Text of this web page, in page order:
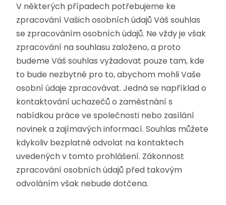
V některých případech potřebujeme ke
zpracování Vašich osobních údajů Váš souhlas
se zpracováním osobních údajů. Ne vždy je však
zpracování na souhlasu založeno, a proto
budeme Váš souhlas vyžadovat pouze tam, kde
to bude nezbytné pro to, abychom mohli Vaše
osobní údaje zpracovávat. Jedná se například o
kontaktování uchazečů o zaměstnání s
nabídkou práce ve společnosti nebo zasílání
novinek a zajímavých informací. Souhlas můžete
kdykoliv bezplatně odvolat na kontaktech
uvedených v tomto prohlášení. Zákonnost
zpracování osobních údajů před takovým
odvoláním však nebude dotčena.